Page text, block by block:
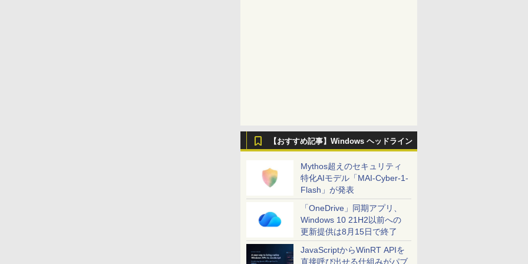
【おすすめ記事】Windows ヘッドライン
Mythos超えのセキュリティ
特化AIモデル「MAI-Cyber-1-
Flash」が発表
「OneDrive」同期アプリ、
Windows 10 21H2以前への
更新提供は8月15日で終了
JavaScriptからWinRT APIを
直接呼び出せる仕組みがパブ